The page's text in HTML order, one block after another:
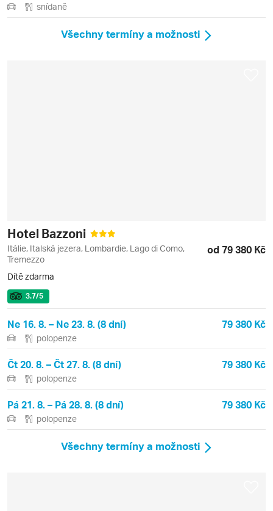
snídaně
Všechny termíny a možnosti
Hotel Bazzoni
Itálie, Italská jezera, Lombardie, Lago di Como,
Tremezzo
od 79 380 Kč
Dítě zdarma
3.7/5
Ne 16. 8. – Ne 23. 8. (8 dní) 79 380 Kč
polopenze
Čt 20. 8. – Čt 27. 8. (8 dní) 79 380 Kč
polopenze
Pá 21. 8. – Pá 28. 8. (8 dní) 79 380 Kč
polopenze
Všechny termíny a možnosti